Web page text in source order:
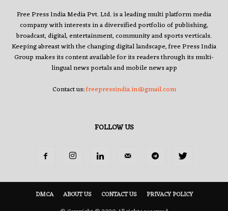
Free Press India Media Pvt. Ltd. is a leading multi platform media
company with interests in a diversified portfolio of publishing,
broadcast, digital, entertainment, community and sports verticals.
Keeping abreast with the changing digital landscape, free Press India
Group makes its content available for its readers through its multi-
lingual news portals and mobile news app
Contact us:freepressindia.in@gmail.com
FOLLOW US
DMCA ABOUT US CONTACT US
PRIVACY POLICY